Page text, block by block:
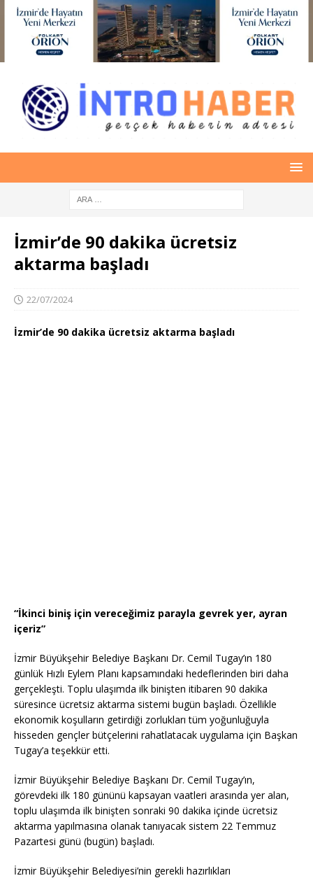
İzmir’de 90 dakika ücretsiz
aktarma başladı
22/07/2024
İzmir’de 90 dakika ücretsiz aktarma başladı
“İkinci biniş için vereceğimiz parayla gevrek yer, ayran
içeriz”
İzmir Büyükşehir Belediye Başkanı Dr. Cemil Tugay’ın 180
günlük Hızlı Eylem Planı kapsamındaki hedeflerinden biri daha
gerçekleşti. Toplu ulaşımda ilk binişten itibaren 90 dakika
süresince ücretsiz aktarma sistemi bugün başladı. Özellikle
ekonomik koşulların getirdiği zorlukları tüm yoğunluğuyla
hisseden gençler bütçelerini rahatlatacak uygulama için Başkan
Tugay’a teşekkür etti.
İzmir Büyükşehir Belediye Başkanı Dr. Cemil Tugay’ın,
görevdeki ilk 180 gününü kapsayan vaatleri arasında yer alan,
toplu ulaşımda ilk binişten sonraki 90 dakika içinde ücretsiz
aktarma yapılmasına olanak tanıyacak sistem 22 Temmuz
Pazartesi günü (bugün) başladı.
İzmir Büyükşehir Belediyesi’nin gerekli hazırlıkları